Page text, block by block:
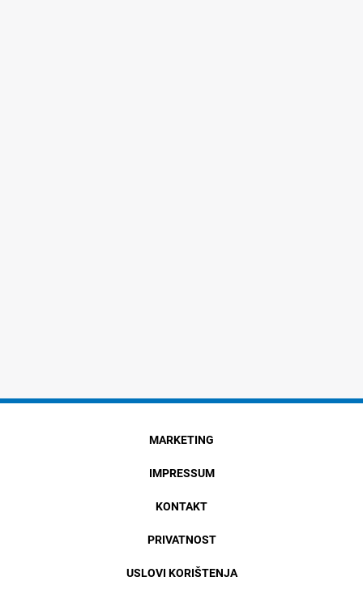
MARKETING
IMPRESSUM
KONTAKT
PRIVATNOST
USLOVI KORIŠTENJA